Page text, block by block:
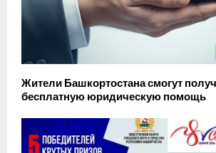
Жители Башкортостана смогут
бесплатную юридическую помощь